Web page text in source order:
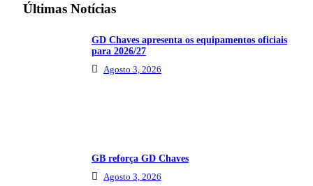
Últimas Notícias
GD Chaves apresenta os equipamentos oficiais
para 2026/27
Agosto 3, 2026
GB reforça GD Chaves
Agosto 3, 2026